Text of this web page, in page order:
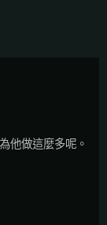
他做這麼多呢。